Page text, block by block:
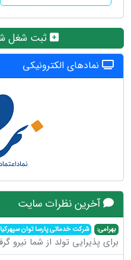
ثبت شغل
نمادهای الکترونیکی
آخرین نظرات سایت
بهرامی: شرکت خدماتی پارسا توان سپهرکیا
برای پذیرایی تولد از شما نیرو